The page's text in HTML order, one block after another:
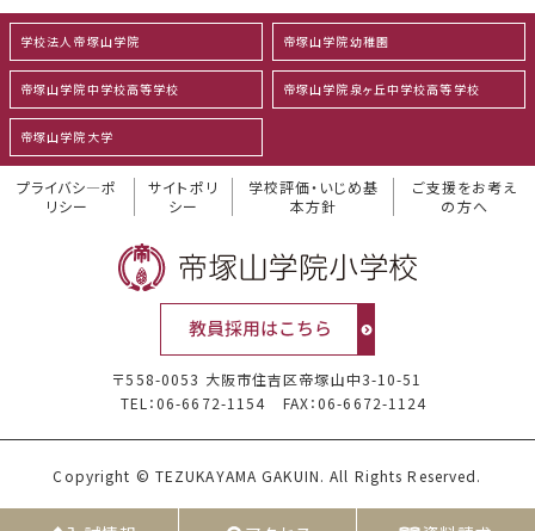
学校法人帝塚山学院 帝塚山学院幼稚園
帝塚山学院中学校高等学校 帝塚山学院泉ヶ丘中学校高等学校
帝塚山学院大学
プライバシ―ポ
リシー
サイトポリ
シー
学校評価・いじめ基
本方針
ご支援をお考え
の方へ
〒558-0053 大阪市住吉区帝塚山中3-10-51
TEL：06-6672-1154
FAX：06-6672-1124
Copyright © TEZUKAYAMA GAKUIN. All Rights Reserved.